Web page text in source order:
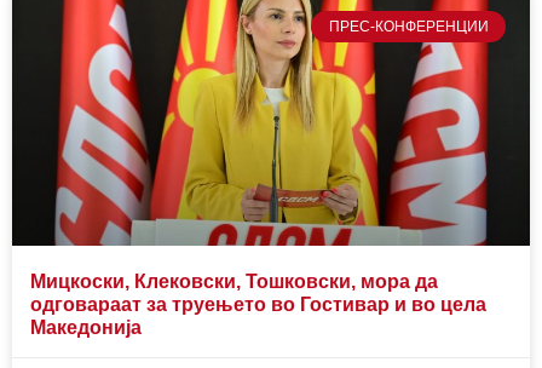
ПРЕС-КОНФЕРЕНЦИИ
Мицкоски, Клековски, Тошковски, мора да
одговараат за труењето во Гостивар и во цела
Македонија